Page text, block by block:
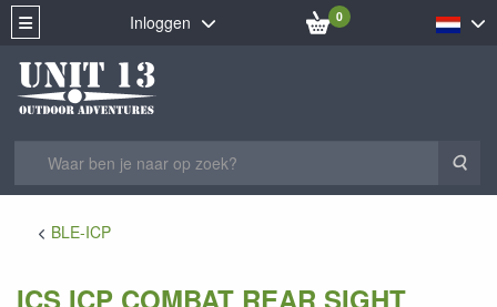
Inloggen 0
BLE-ICP
ICS ICP COMBAT REAR SIGHT